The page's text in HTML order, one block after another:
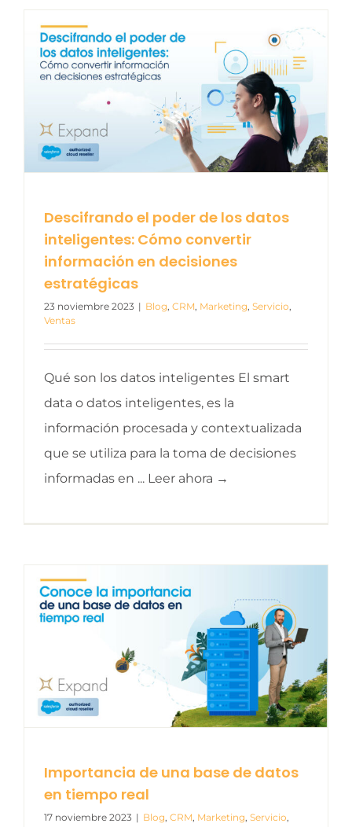
Descifrando el poder de los datos
inteligentes: Cómo convertir
información en decisiones
estratégicas
23 noviembre 2023 | Blog, CRM, Marketing, Servicio,
Ventas
Qué son los datos inteligentes El smart
data o datos inteligentes, es la
información procesada y contextualizada
que se utiliza para la toma de decisiones
informadas en ... Leer ahora →
Importancia de una base de datos
en tiempo real
17 noviembre 2023 | Blog, CRM, Marketing, Servicio,